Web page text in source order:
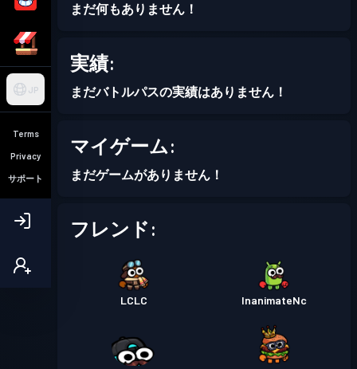
JP
Terms
Privacy
サポート
まだ何もありません！
実績:
まだバトルパスの実績はありません！
マイゲーム:
まだゲームがありません！
フレンド:
LCLC InanimateNc